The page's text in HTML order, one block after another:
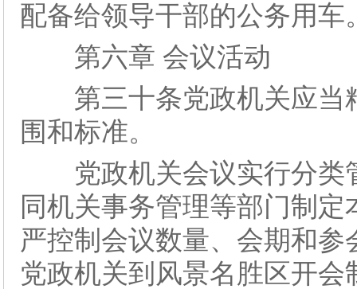
配备给领导干部的公务用车
第六章 会议活动
第三十条党政机关应当
围和标准。
党政机关会议实行分类
同机关事务管理等部门制
严控制会议数量、会期和
党政机关到风景名胜区开会